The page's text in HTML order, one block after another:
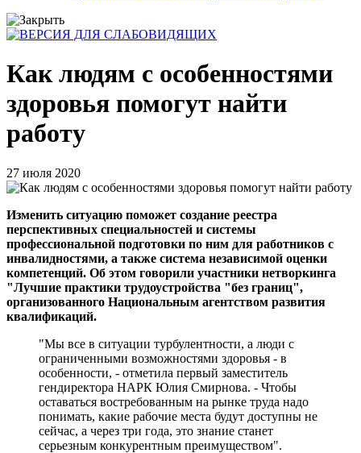
Как людям с особенностями
здоровья помогут найти
работу
27 июля 2020
Изменить ситуацию поможет создание реестра
перспективных специальностей и системы
профессиональной подготовки по ним для работников с
инвалидностями, а также система независимой оценки
компетенций. Об этом говорили участники нетворкинга
"Лучшие практики трудоустройства "без границ",
организованного Национальным агентством развития
квалификаций.
"Мы все в ситуации турбулентности, а люди с
ограниченными возможностями здоровья - в
особенности, - отметила первый заместитель
гендиректора НАРК Юлия Смирнова. - Чтобы
оставаться востребованным на рынке труда надо
понимать, какие рабочие места будут доступны не
сейчас, а через три года, это знание станет
серьезным конкурентным преимуществом".